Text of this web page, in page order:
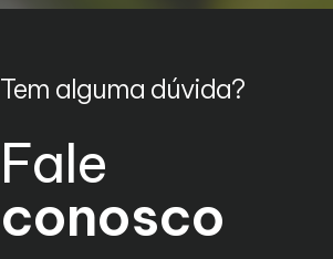
Tem alguma dúvida?
Fale
conosco